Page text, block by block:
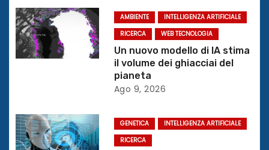
n
e
a
t
i
AMBIENTE
INTELLIGENZA ARTIFICIALE
RICERCA
WEB TECNOLOGIA
Un nuovo modello di IA stima
il volume dei ghiacciai del
pianeta
Ago 9, 2026
GENETICA
INTELLIGENZA ARTIFICIALE
RICERCA